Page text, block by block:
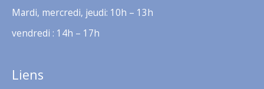
Mardi, mercredi, jeudi: 10h – 13h
vendredi : 14h – 17h
Liens